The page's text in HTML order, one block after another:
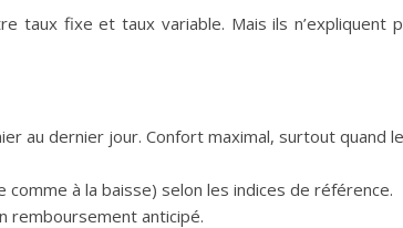
taux fixe et taux variable. Mais ils n’expliquent
au dernier jour. Confort maximal, surtout quand
à la baisse) selon les indices de référence.
remboursement anticipé.